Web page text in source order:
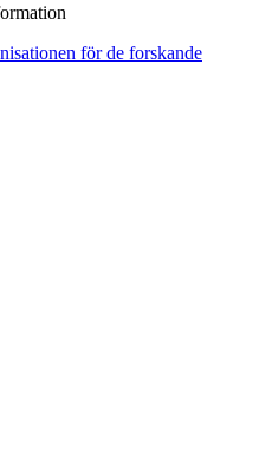
för de forskande